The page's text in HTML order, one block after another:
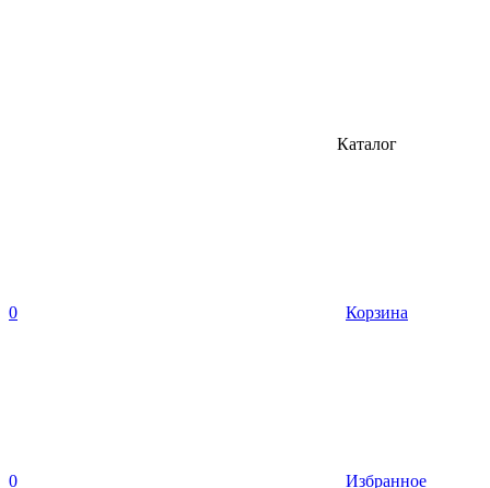
Каталог
0 Корзина
0 Избранное